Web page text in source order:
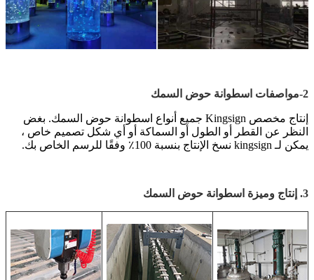
2-مواصفات اسطوانة حوض السمك
إنتاج مخصص Kingsign جميع أنواع اسطوانة حوض السمك. بغض
النظر عن القطر أو الطول أو السماكة أو أي شكل تصميم خاص ،
يمكن لـ kingsign نسخ الإنتاج بنسبة 100٪ وفقًا للرسم الخاص بك.
3. إنتاج وميزة اسطوانة حوض السمك